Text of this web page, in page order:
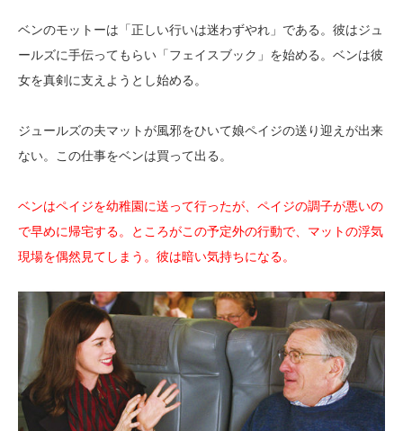
ベンのモットーは「正しい行いは迷わずやれ」である。彼はジュ
ールズに手伝ってもらい「フェイスブック」を始める。ベンは彼
女を真剣に支えようとし始める。
ジュールズの夫マットが風邪をひいて娘ペイジの送り迎えが出来
ない。この仕事をベンは買って出る。
ベンはペイジを幼稚園に送って行ったが、ペイジの調子が悪いの
で早めに帰宅する。ところがこの予定外の行動で、マットの浮気
現場を偶然見てしまう。彼は暗い気持ちになる。